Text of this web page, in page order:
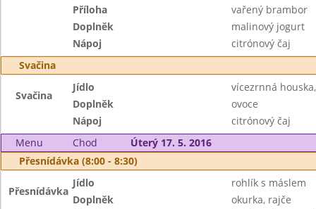
Příloha
vařený brambor
Doplněk
malinový jogurt
Nápoj
citrónový čaj
Svačina
Svačina
Jídlo
vícezrnná
Doplněk
ovoce
Nápoj
citrónový čaj
Menu
Chod
Úterý 17. 5. 2016
Přesnídávka (8:00 - 8:30)
Přesnídávka
Jídlo
rohlík s máslem
Doplněk
okurka, rajče